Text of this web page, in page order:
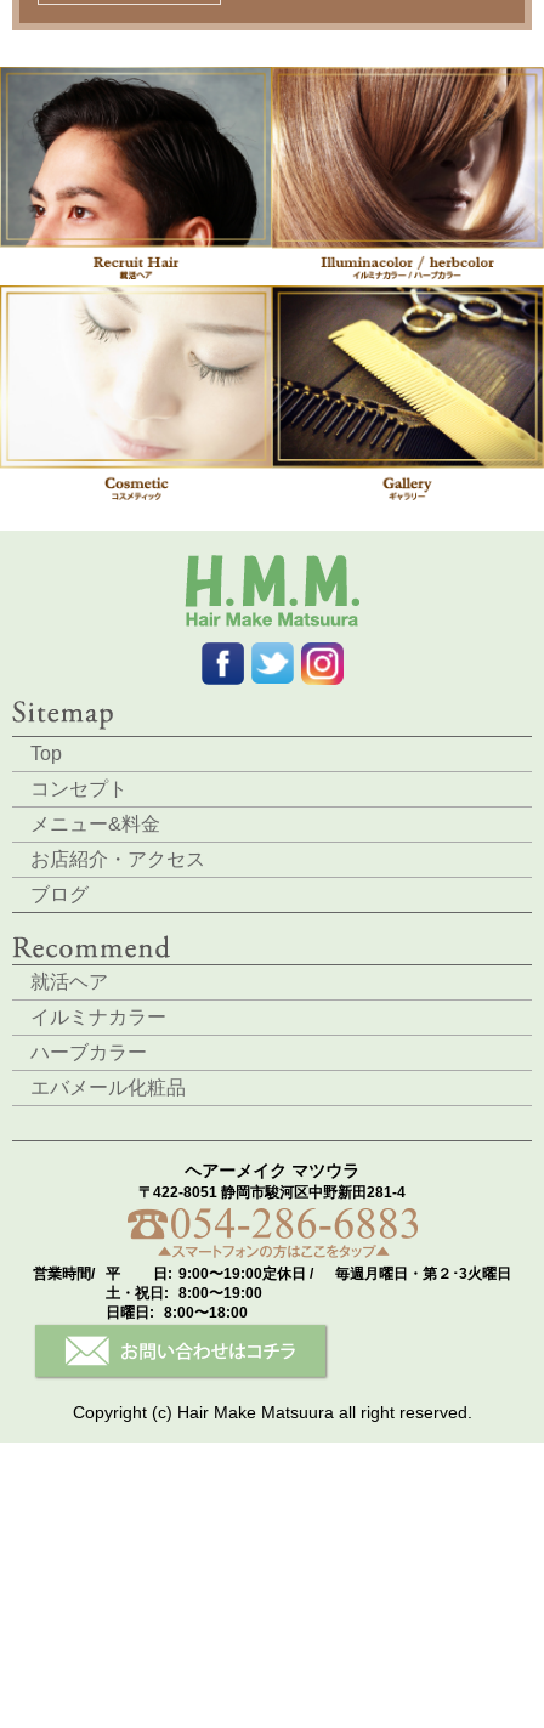
Top
コンセプト
メニュー&料金
お店紹介・アクセス
ブログ
就活ヘア
イルミナカラー
ハーブカラー
エバメール化粧品
ヘアーメイク マツウラ
〒422-8051 静岡市駿河区中野新田281-4
営業時間/ 平 日: 9:00〜19:00
土・祝日:
8:00〜19:00
日曜日:
8:00〜18:00
定休日 / 毎週月曜日・第２･3火曜日
Copyright (c) Hair Make Matsuura all right reserved.